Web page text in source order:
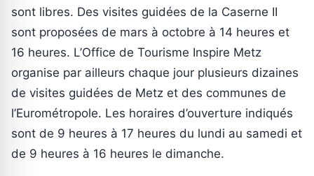
sont libres. Des visites guidées de la Caserne II
sont proposées de mars à octobre à 14 heures et
16 heures. L’Office de Tourisme Inspire Metz
organise par ailleurs chaque jour plusieurs dizaines
de visites guidées de Metz et des communes de
l’Eurométropole. Les horaires d’ouverture indiqués
sont de 9 heures à 17 heures du lundi au samedi et
de 9 heures à 16 heures le dimanche.